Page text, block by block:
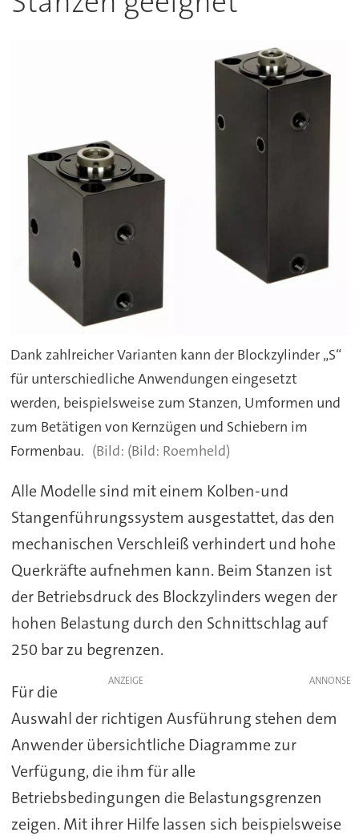
Dank zahlreicher Varianten kann der Blockzylinder „S“
für unterschiedliche Anwendungen eingesetzt
werden, beispielsweise zum Stanzen, Umformen und
zum Betätigen von Kernzügen und Schiebern im
Formenbau.
(Bild: Roemheld)
Alle Modelle sind mit einem Kolben-und
Stangenführungssystem ausgestattet, das den
mechanischen Verschleiß verhindert und hohe
Querkräfte aufnehmen kann. Beim Stanzen ist
der Betriebsdruck des Blockzylinders wegen der
hohen Belastung durch den Schnittschlag auf
250 bar zu begrenzen.
ANZEIGE
Für die
Auswahl der richtigen Ausführung stehen dem
Anwender übersichtliche Diagramme zur
Verfügung, die ihm für alle
Betriebsbedingungen die Belastungsgrenzen
zeigen. Mit ihrer Hilfe lassen sich beispielsweise